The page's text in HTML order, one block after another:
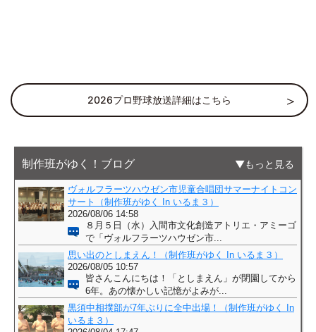
2026プロ野球放送詳細はこちら
制作班がゆく！ブログ もっと見る